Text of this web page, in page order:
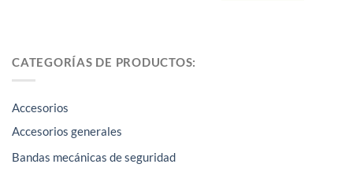
CATEGORÍAS DE PRODUCTOS:
Accesorios
Accesorios generales
Bandas mecánicas de seguridad